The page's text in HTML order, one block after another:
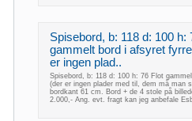
Spisebord, b: 118 d: 100 h:
gammelt bord i afsyret
er ingen plad..
Spisebord, b: 118 d: 100 h: 76 Flot
(der er ingen plader med til, dem må man
bordkant 61 cm. Bord + de 4 stole på
2.000,- Ang. evt. fragt kan jeg anbefale